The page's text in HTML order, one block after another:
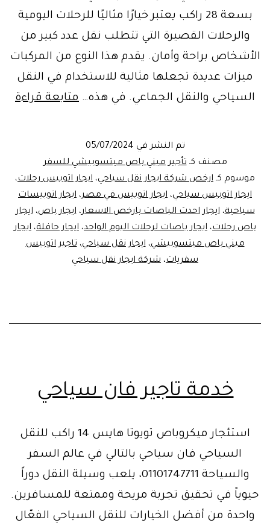
بسعة 28 راكب يعتبر خيارًا مثاليًا للرحلات اليومية
والرحلات القصيرة التي تتطلب نقل عدد كبير من
الأشخاص براحة وأمان. يقدم هذا النوع من المركبات
ميزات عديدة تجعلها مثالية للاستخدام في النقل
السياحي والنقل الجماعي. في هذه… متابعة قراءة
تم النشر في 05/07/2024
مصنف كـتأجير ميني باص ميتسوبيشي للسفر
موسوم كـ ارخص شركة ايجار نقل سياحي، ايجار اتوبيس رحلات،
ايجار اتوبيس سياحي، ايجار اتوبيس في مصر، ايجار اتوبيسات
سياحية،ايجار احدث الباصات بارخص الاسعار،ايجار باص،ايجار
باص رحلات، ايجار باصات لرحلات اليوم الواحد، ايجار حافلة، ايجار
ميني باص ميتسوبيشي،ايجار نقل سياحي،تاجير اتوبيس
سفريات، شركة ايجار نقل سياحي
خدمة تاجير فان سياحي
استئجار ميكروباص تويوتا هايس 14 راكب للنقل
السياحي فان سياحي بالتالي في عالم السفر
والسياحة 01101747711، يلعب وسيلة النقل دوراً
حيوياً في تحقيق تجربة مريحة وممتعة للمسافرين.
واحدة من أفضل الخيارات للنقل السياحي الفعّال